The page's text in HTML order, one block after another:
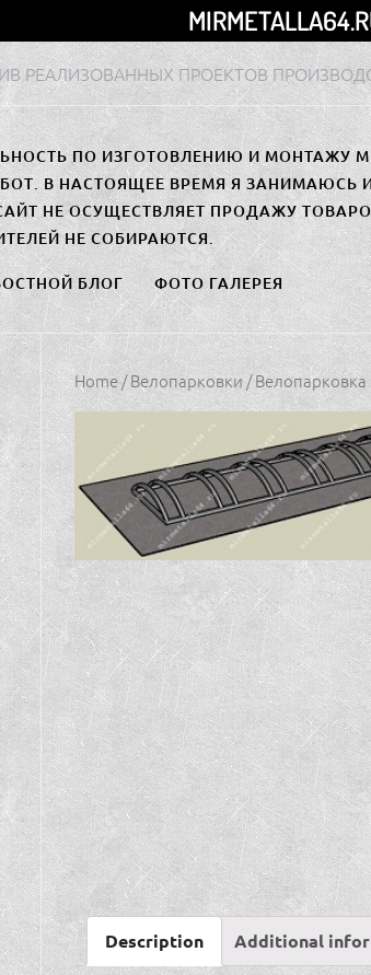
РЕАЛИЗОВАННЫХ ПРОЕКТОВ
ПО ИЗГОТОВЛЕНИЮ И МОНТАЖУ
В НАСТОЯЩЕЕ ВРЕМЯ Я ЗАНИМАЮСЬ
НЕ ОСУЩЕСТВЛЯЕТ ПРОДАЖУ
НЕ СОБИРАЮТСЯ.
БЛОГ ФОТО ГАЛЕРЕЯ
Home/Велопарковки /
Description Additional